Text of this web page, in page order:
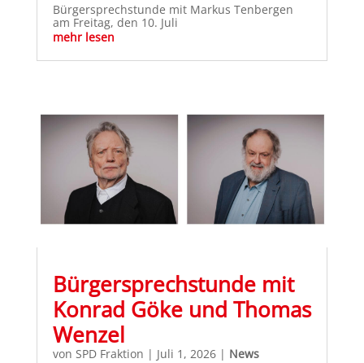
Bürgersprechstunde mit Markus Tenbergen
am Freitag, den 10. Juli
mehr lesen
Bürgersprechstunde mit
Konrad Göke und Thomas
Wenzel
von SPD Fraktion | Juli 1, 2026| News